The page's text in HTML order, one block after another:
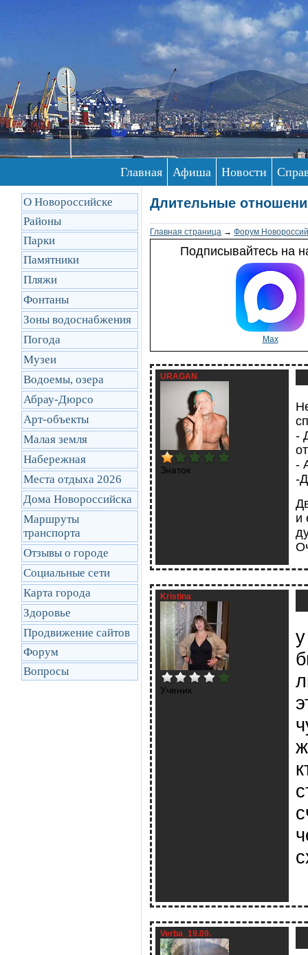
Главная Афиша Новости
О Новороссийске
Районы
Парки
Памятники
Пляжи
Фонтаны
Зоны водоснабжения
Погода
Музеи
Водоемы, озера
Абрау-Дюрсо
Арт-объекты
Малая земля
Набережная
Места отдыха 2026
Дома Новороссийска
Маршруты
транcпорта
Отзывы о городе
Социальные сети
Карта города
Здоровье
Продвижение сайтов
Форум
Вопросы
Длительные
Главная страница → Форум
Подписывайтесь на
Max
URAGAN
Знаток
-
-
-
и
Kristina
Ученик
Verba_19.09.